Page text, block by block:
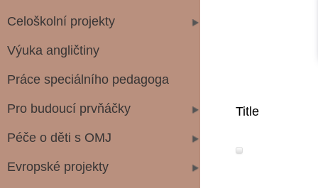
Celoškolní projekty
Výuka angličtiny
Práce speciálního pedagoga
Pro budoucí prvňáčky
Péče o děti s OMJ
Evropské projekty
Title